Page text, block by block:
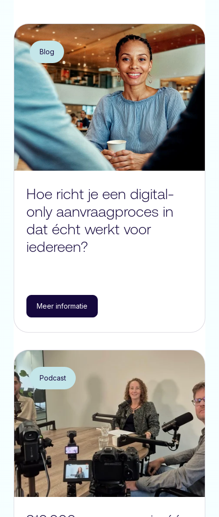
Blog
Hoe richt je een digital-
only aanvraagproces in
dat écht werkt voor
iedereen?
Meer informatie
Podcast